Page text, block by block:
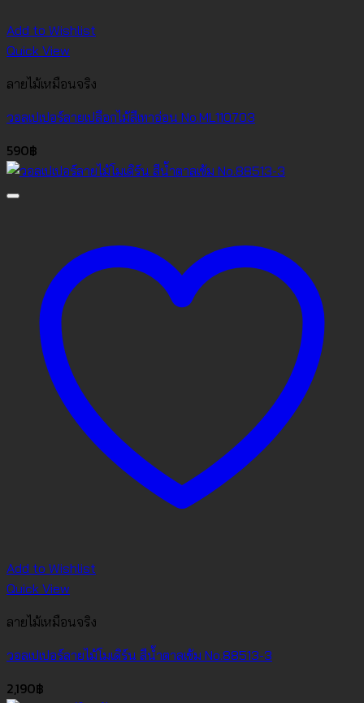
Add to Wishlist
Quick View
ลายไม้เหมือนจริง
วอลเปเปอร์ลายเปลือกไม้สีเทาอ่อน No.ML110703
590฿
Add to Wishlist
Quick View
ลายไม้เหมือนจริง
วอลเปเปอร์ลายไม้โมเดิร์น สีน้ำตาลเข้ม No.88513-3
2,190฿